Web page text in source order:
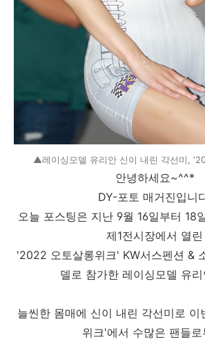
▲레이싱모델 유리안 신이 내린 각선미,
안녕하세요~^^*
DY-포토 매거진입니
오늘 포스팅은 지난 9월 16일부터 18
제1전시장에서 열린
'2022 오토살롱위크' KW서스펜션 &
델로 참가한 레이싱모델 유
늘씬한 몸매에 신이 내린 각선미로
위크'에서 수많은 팬들로